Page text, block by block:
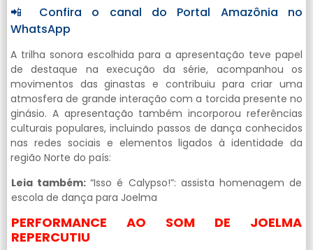
📲 Confira o canal do Portal Amazônia no
WhatsApp
A trilha sonora escolhida para a apresentação teve papel
de destaque na execução da série, acompanhou os
movimentos das ginastas e contribuiu para criar uma
atmosfera de grande interação com a torcida presente no
ginásio. A apresentação também incorporou referências
culturais populares, incluindo passos de dança conhecidos
nas redes sociais e elementos ligados à identidade da
região Norte do país:
Leia também:“Isso é Calypso!”: assista homenagem de
escola de dança para Joelma
PERFORMANCE AO SOM DE JOELMA
REPERCUTIU